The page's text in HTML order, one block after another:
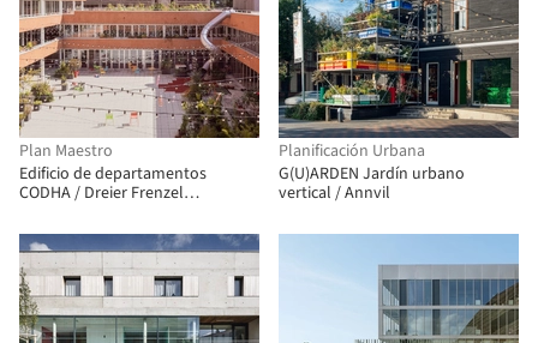
Plan Maestro
Edificio de departamentos
CODHA / Dreier Frenzel
Planificación Urbana
G(U)ARDEN Jardín urbano
vertical / Annvil